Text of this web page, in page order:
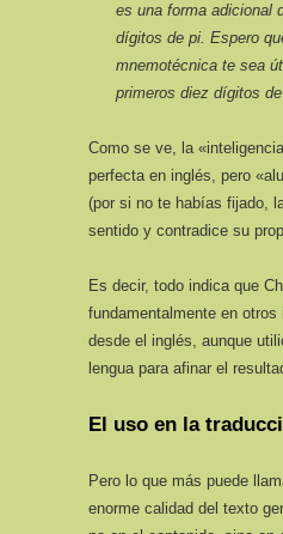
es una forma adicional
dígitos de pi. Espero
mnemotécnica te sea
primeros diez dígitos
Como se ve, la
perfecta en inglés, pero
(por si no te habías fijado,
sentido y contradice su
Es decir, todo indica que
fundamentalmente en
desde el inglés, aunque
lengua para afinar el
El uso en la
Pero lo que más puede
enorme calidad del texto